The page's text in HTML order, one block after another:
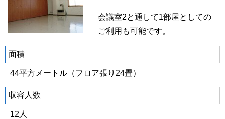
会議室2と通して1部屋としての
ご利用も可能です。
面積
44平方メートル（フロア張り24畳）
収容人数
12人